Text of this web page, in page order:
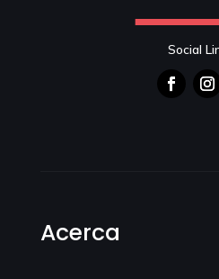
Social
Acerca